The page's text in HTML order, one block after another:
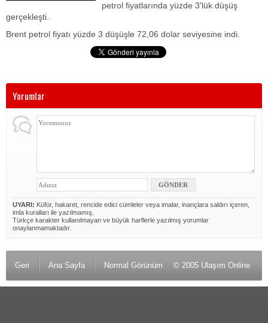
petrol fiyatlarında yüzde 3'lük düşüş
gerçekleşti.
Brent petrol fiyatı yüzde 3 düşüşle 72,06 dolar seviyesine indi.
Yorumlar
UYARI: Küfür, hakaret, rencide edici cümleler veya imalar, inançlara saldırı içeren,
imla kuralları ile yazılmamış,
Türkçe karakter kullanılmayan ve büyük harflerle yazılmış yorumlar
onaylanmamaktadır.
Geri Ana Sayfa Normal Görünüm © 2005 Ulaşım Online